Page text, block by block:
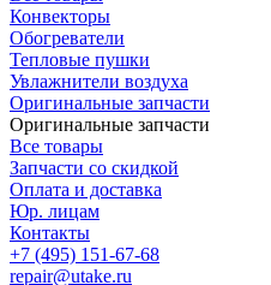
Конвекторы
Обогреватели
Тепловые пушки
Увлажнители воздуха
Оригинальные запчасти
Оригинальные запчасти
Все товары
Запчасти со скидкой
Оплата и доставка
Юр. лицам
Контакты
+7 (495) 151-67-68
repair@utake.ru